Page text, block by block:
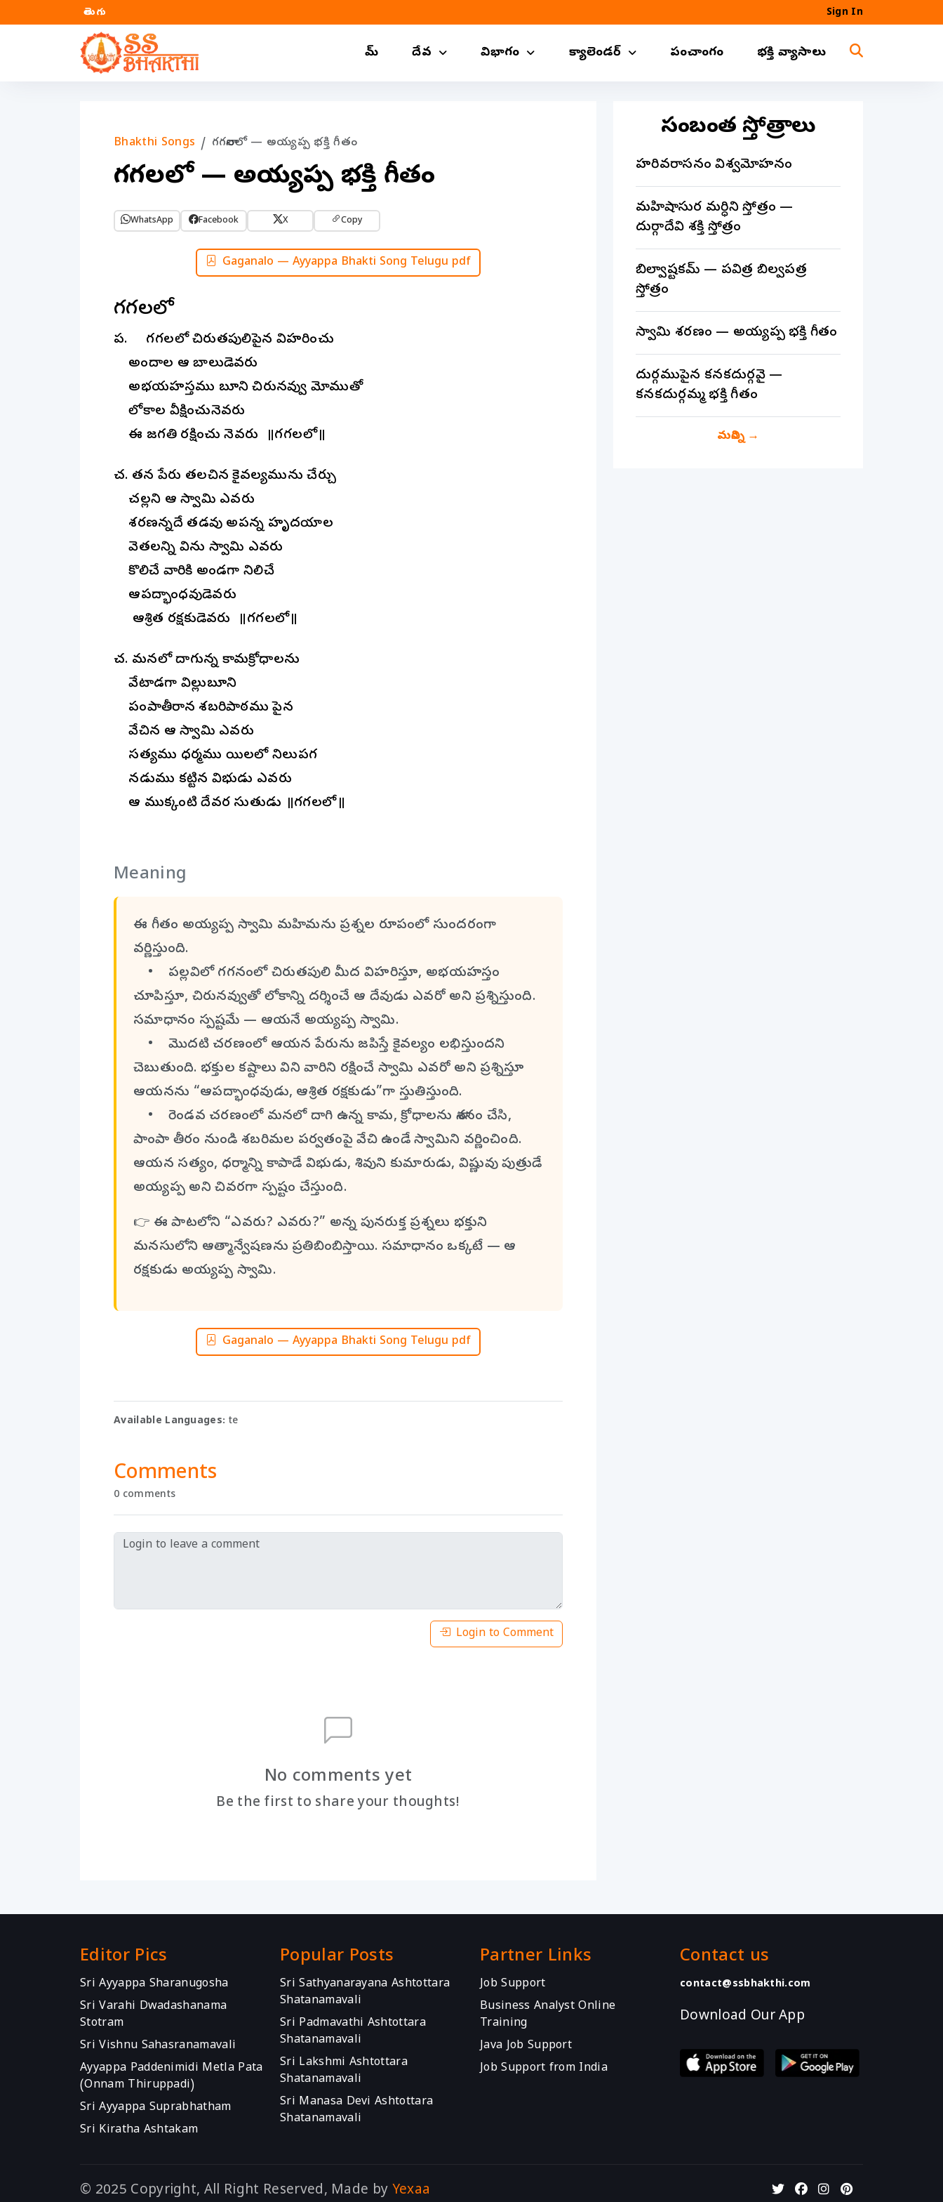
తెలుగు Sign In
హోమ్ దేవ విభాగం క్యాలెండర్ పంచాంగం భక్తి వ్యాసాలు
Bhakthi Songs గగనాలలో — అయ్యప్ప భక్తి గీతం
గగనాలలో — అయ్యప్ప భక్తి గీతం
WhatsApp Facebook X Copy
Gaganalo — Ayyappa Bhakti Song Telugu pdf
గగనాలలో
ప. గగనాలలో చిరుతపులిపైన విహరించు
అందాల ఆ బాలుడెవరు
అభయహస్తము బూని చిరునవ్వు మోముతో
లోకాల వీక్షించునెవరు
ఈ జగతి రక్షించు నెవరు ॥గగనాలలో॥
చ. తన పేరు తలచిన కైవల్యమును చేర్చు
చల్లని ఆ స్వామి ఎవరు
శరణన్నదే తడవు అపన్న హృదయాల
వెతలన్ని విను స్వామి ఎవరు
కొలిచే వారికి అండగా నిలిచే
ఆపద్భాంధవుడెవరు
ఆశ్రిత రక్షకుడెవరు ॥గగనాలలో॥
చ. మనలో దాగున్న కామక్రోధాలను
వేటాడగా విల్లుబూని
పంపాతీరాన శబరిపాఠము పైన
వేచిన ఆ స్వామి ఎవరు
సత్యము ధర్మము యిలలో నిలుపగ
నడుము కట్టిన విభుడు ఎవరు
ఆ ముక్కంటి దేవర సుతుడు ॥గగనాలలో॥
Meaning
ఈ గీతం అయ్యప్ప స్వామి మహిమను ప్రశ్నల రూపంలో సుందరంగా
వర్ణిస్తుంది.
• పల్లవిలో గగనంలో చిరుతపులి మీద విహరిస్తూ, అభయహస్తం
చూపిస్తూ, చిరునవ్వుతో లోకాన్ని దర్శించే ఆ దేవుడు ఎవరో అని ప్రశ్నిస్తుంది.
సమాధానం స్పష్టమే — ఆయనే అయ్యప్ప స్వామి.
• మొదటి చరణంలో ఆయన పేరును జపిస్తే కైవల్యం లభిస్తుందని
చెబుతుంది. భక్తుల కష్టాలు విని వారిని రక్షించే స్వామి ఎవరో అని ప్రశ్నిస్తూ
ఆయనను “ఆపద్భాంధవుడు, ఆశ్రిత రక్షకుడు”గా స్తుతిస్తుంది.
• రెండవ చరణంలో మనలో దాగి ఉన్న కామ, క్రోధాలను నాశనం చేసి,
పాంపా తీరం నుండి శబరిమల పర్వతంపై వేచి ఉండే స్వామిని వర్ణించింది.
ఆయన సత్యం, ధర్మాన్ని కాపాడే విభుడు, శివుని కుమారుడు, విష్ణువు పుత్రుడే
అయ్యప్ప అని చివరగా స్పష్టం చేస్తుంది.
👉 ఈ పాటలోని “ఎవరు? ఎవరు?” అన్న పునరుక్త ప్రశ్నలు భక్తుని
మనసులోని ఆత్మాన్వేషణను ప్రతిబింబిస్తాయి. సమాధానం ఒక్కటే — ఆ
రక్షకుడు అయ్యప్ప స్వామి.
Gaganalo — Ayyappa Bhakti Song Telugu pdf
Available Languages: te
Comments
0 comments
Login to Comment
No comments yet
Be the first to share your thoughts!
సంబంధిత స్తోత్రాలు
హరివరాసనం విశ్వమోహనం
మహిషాసుర మర్ధిని స్తోత్రం —
దుర్గాదేవి శక్తి స్తోత్రం
బిల్వాష్టకమ్ — పవిత్ర బిల్వపత్ర
స్తోత్రం
స్వామి శరణం — అయ్యప్ప భక్తి గీతం
దుర్గముపైన కనకదుర్గవై —
కనకదుర్గమ్మ భక్తి గీతం
మరిన్ని→
Editor Pics
Sri Ayyappa Sharanugosha
Sri Varahi Dwadashanama
Stotram
Sri Vishnu Sahasranamavali
Ayyappa Paddenimidi Metla Pata
(Onnam Thiruppadi)
Sri Ayyappa Suprabhatham
Sri Kiratha Ashtakam
Popular Posts
Sri Sathyanarayana Ashtottara
Shatanamavali
Sri Padmavathi Ashtottara
Shatanamavali
Sri Lakshmi Ashtottara
Shatanamavali
Sri Manasa Devi Ashtottara
Shatanamavali
Partner Links
Job Support
Business Analyst Online
Training
Java Job Support
Job Support from India
Contact us
contact@ssbhakthi.com
Download Our App
© 2025 Copyright, All Right Reserved, Made by Yexaa